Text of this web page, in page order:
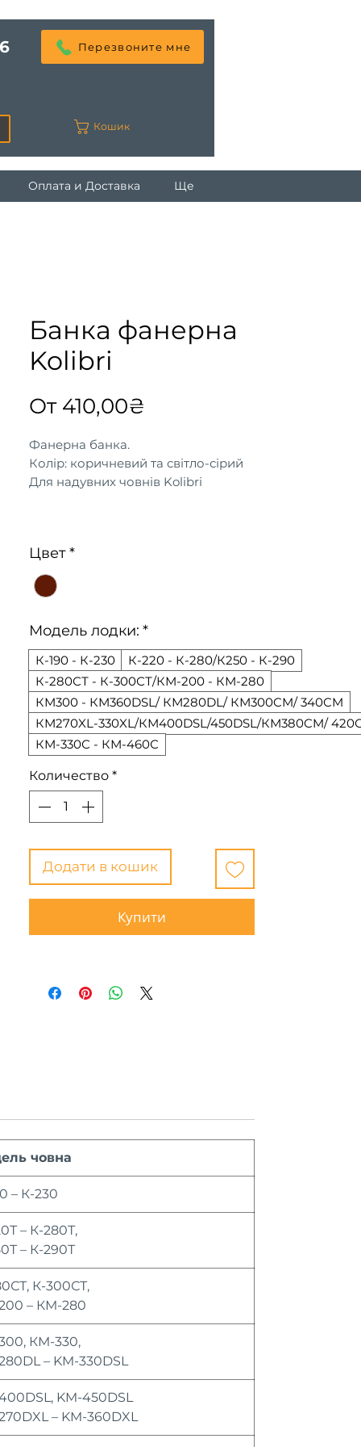
Перезвоните мне
Кошик
Оплата и Доставка Ще
Банка фанерна
Kolibri
От 410,00₴
Фанерна банка.
Колір: коричневий та світло-сірий
Для надувних човнів Kolibri
Цвет*
Модель лодки: *
К-190 - К-230
К-220 - К-280/К250 - К-290
К-280СТ - К-300СТ/КМ-200 - КМ-280
КМ300 - КМ360DSL/ КМ280DL/ КМ300CM/ 340CM
КМ270XL-330XL/КМ400DSL/450DSL/КМ380CM/
КМ-330С - КМ-460С
Количество *
Додати в кошик
Купити
човна
– К-230
– К-280Т,
– К-290Т
К-300СТ,
– КМ-280
КМ-330,
– KM-330DSL
KM-450DSL
– KM-360DXL